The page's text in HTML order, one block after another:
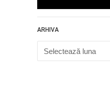
ARHIVA
Arhiva